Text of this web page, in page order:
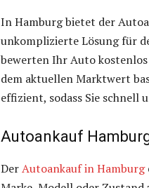
In Hamburg bietet der
unkomplizierte Lösung für
bewerten Ihr Auto
dem aktuellen Marktwert
effizient, sodass Sie schnell
Autoankauf
DerAutoankauf in Hamburg